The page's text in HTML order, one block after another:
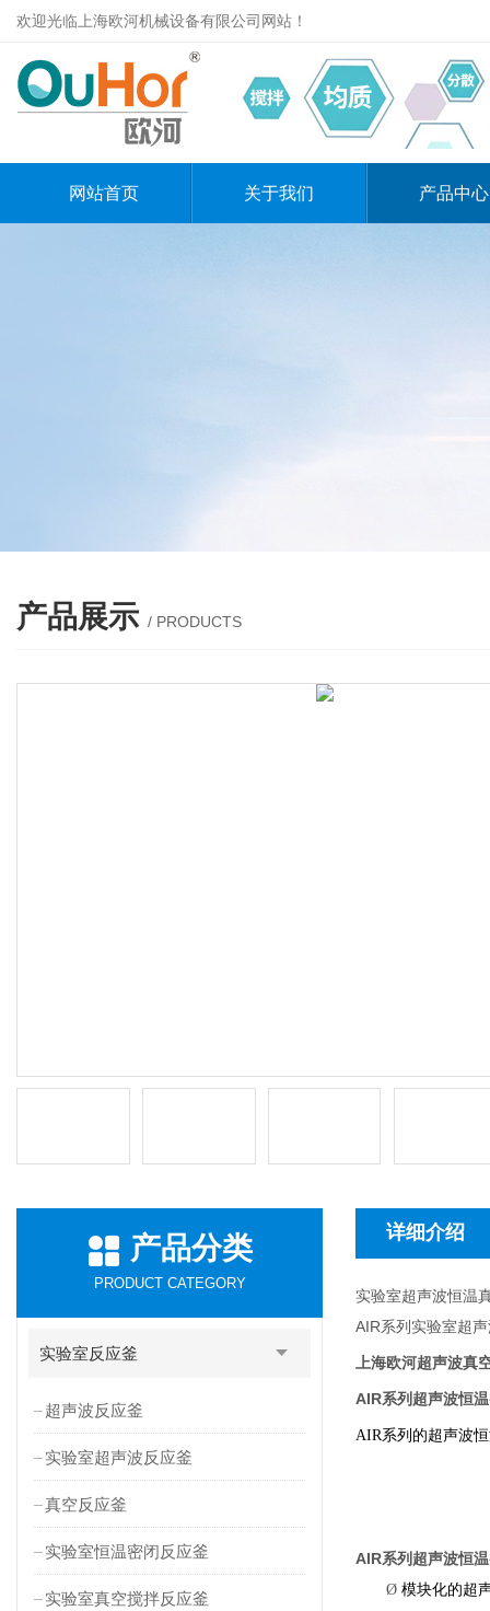
欢迎光临上海欧河机械设备有限公司网站！
网站首页 关于我们 产品中心
产品展示 / PRODUCTS
产品分类
PRODUCT CATEGORY
实验室反应釜
超声波反应釜
实验室超声波反应釜
真空反应釜
实验室恒温密闭反应釜
实验室真空搅拌反应釜
详细介绍
实验室超声波恒温
AIR系列实验室超
上海欧河超声波真
AIR系列 超声波恒
AIR系列的超声波
AIR系列 超声波恒
Ø 模块化的超